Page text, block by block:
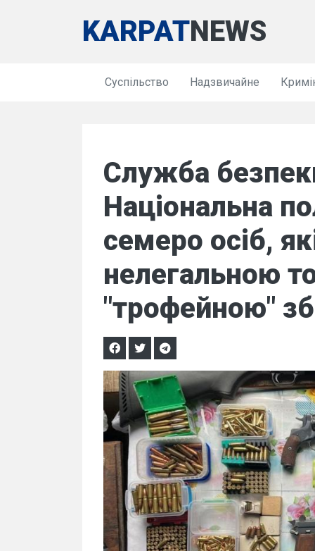
KARPATNEWS
Суспільство Надзвичайне
Служба
Національна
семеро осіб,
нелегальною
"трофейною"